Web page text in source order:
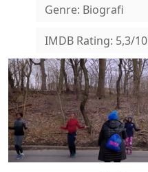
Genre: Biografi
IMDB Rating: 5,3/10